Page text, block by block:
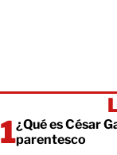
¿Qué es César
parentesco